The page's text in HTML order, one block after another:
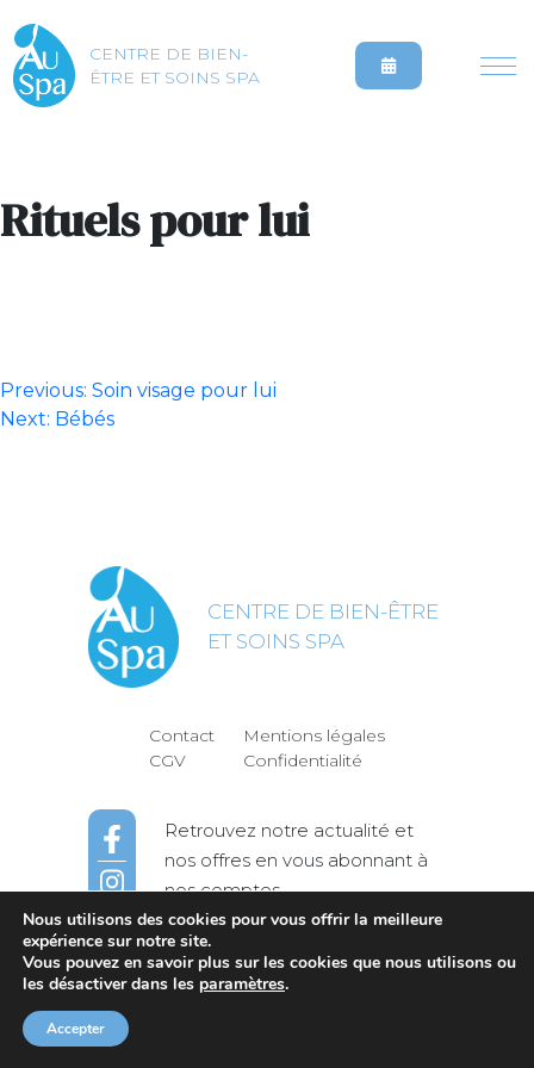
CENTRE DE BIEN-
ÊTRE ET SOINS SPA
Rituels pour lui
Navigation
Previous: Soin visage pour lui
Next: Bébés
CENTRE DE BIEN-ÊTRE
ET SOINS SPA
Contact
CGV
Mentions légales
Confidentialité
Retrouvez notre actualité et
nos offres en vous abonnant à
nos comptes
© AuSpa | Soins & Massages à La Rochelle
Nous utilisons des cookies pour vous offrir la meilleure
expérience sur notre site.
Vous pouvez en savoir plus sur les cookies que nous utilisons ou
les désactiver dans les paramètres.
Accepter